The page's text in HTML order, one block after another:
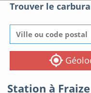
Trouver le
Station à Fraize